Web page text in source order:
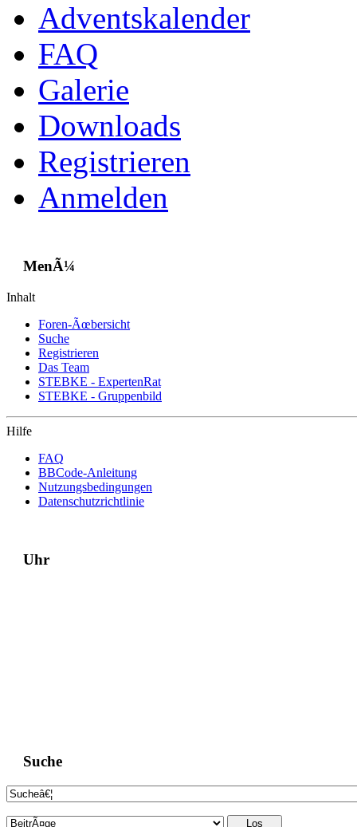
Adventskalender
FAQ
Galerie
Downloads
Registrieren
Anmelden
MenÃ¼
Inhalt
Foren-Ãœbersicht
Suche
Registrieren
Das Team
STEBKE - ExpertenRat
STEBKE - Gruppenbild
Hilfe
FAQ
BBCode-Anleitung
Nutzungsbedingungen
Datenschutzrichtlinie
Uhr
Suche